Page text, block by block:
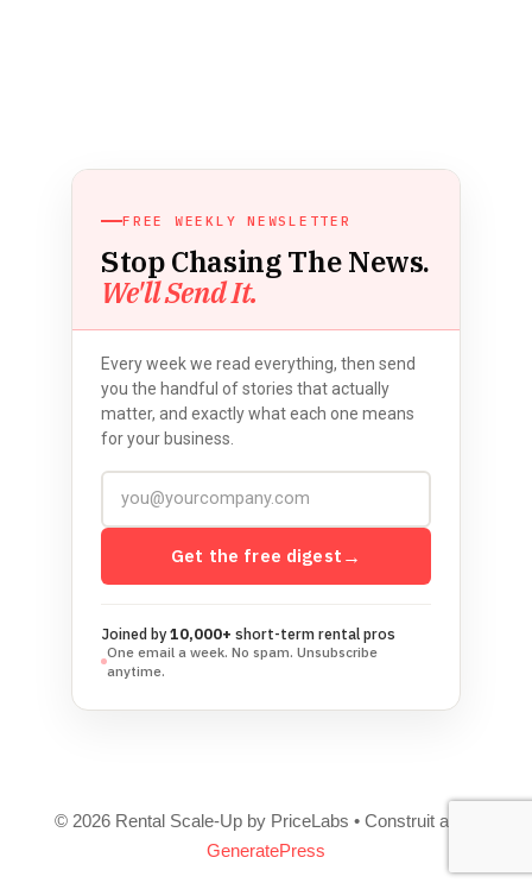
FREE WEEKLY NEWSLETTER
Stop Chasing The News.
We'll Send It.
Every week we read everything, then send
you the handful of stories that actually
matter, and exactly what each one means
for your business.
Get the free digest →
Joined by10,000+ short-term rental pros
One email a week. No spam. Unsubscribe
anytime.
© 2026 Rental Scale-Up by PriceLabs • Construit avec
GeneratePress